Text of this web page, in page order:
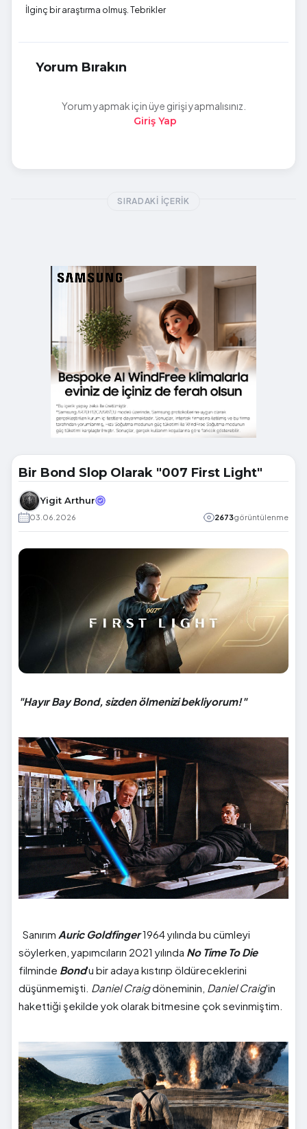
İlginç bir araştırma olmuş. Tebrikler
Yorum Bırakın
Yorum yapmak için üye girişi yapmalısınız.
Giriş Yap
SIRADAKI İÇERIK
Bir Bond Slop Olarak "007 First Light"
Yigit Arthur
03.06.2026 2673görüntülenme
"Hayır Bay Bond, sizden ölmenizi bekliyorum!"
Sanırım Auric Goldfinger1964 yılında bu cümleyi
söylerken, yapımcıların 2021 yılında No Time To Die
filminde Bond'u bir adaya kıstırıp öldüreceklerini
düşünmemişti. Daniel Craigdöneminin, Daniel Craig'in
hakettiği şekilde yok olarak bitmesine çok sevinmiştim.